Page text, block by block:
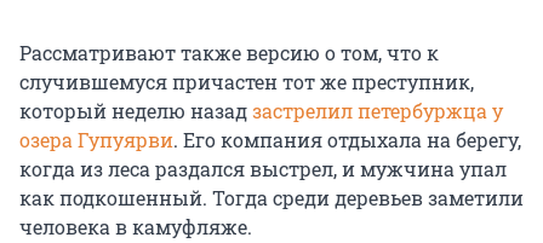
Рассматривают также версию о том, что к
случившемуся причастен тот же преступник,
который неделю назадзастрелил петербуржца у
озера Гупуярви. Его компания отдыхала на берегу,
когда из леса раздался выстрел, и мужчина упал
как подкошенный. Тогда среди деревьев заметили
человека в камуфляже.